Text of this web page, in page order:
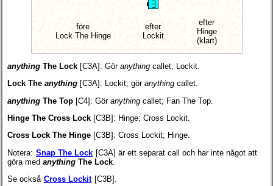
före
Lock The Hinge
efter
Lockit
efter
Hinge
(klart)
anything The Lock [C3A] : Gör anything callet; Lockit.
Lock The anything [C3A] : Lockit; gör anything callet.
anything The Top [C4]: Gör anything callet; Fan The Top.
Hinge The Cross Lock [C3B] : Hinge; Cross Lockit.
Cross Lock The Hinge [C3B] : Cross Lockit; Hinge.
Notera: Snap The Lock [C3A] är ett separat call och har inte något att
göra med anything The Lock
Se också Cross Lockit [C3B].